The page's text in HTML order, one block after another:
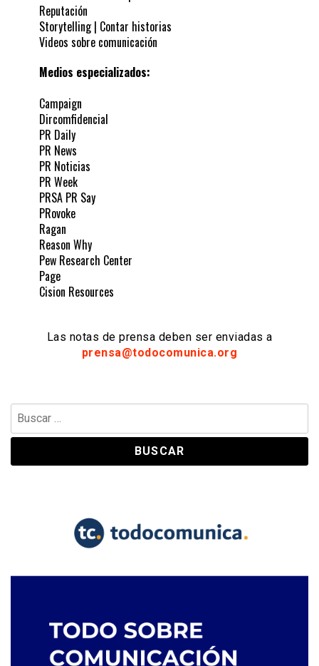
Reputación
Storytelling | Contar historias
Videos sobre comunicación
Medios especializados:
Campaign
Dircomfidencial
PR Daily
PR News
PR Noticias
PR Week
PRSA PR Say
PRovoke
Ragan
Reason Why
Pew Research Center
Page
Cision Resources
Las notas de prensa deben ser enviadas a
prensa@todocomunica.org
Buscar: